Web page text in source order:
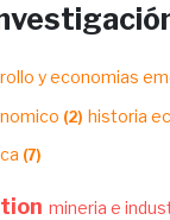
y economias
(2) historia
(7)
mineria e